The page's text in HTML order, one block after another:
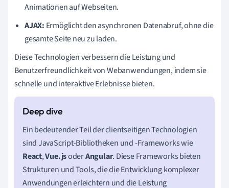
Animationen auf Webseiten.
AJAX: Ermöglicht den asynchronen Datenabruf, ohne die
gesamte Seite neu zu laden.
Diese Technologien verbessern die Leistung und
Benutzerfreundlichkeit von Webanwendungen, indem sie
schnelle und interaktive Erlebnisse bieten.
Ein bedeutender Teil der clientseitigen Technologien
sind JavaScript-Bibliotheken und -Frameworks wie
React,Vue.jsoderAngular. Diese Frameworks bieten
Strukturen und Tools, die die Entwicklung komplexer
Anwendungen erleichtern und die Leistung